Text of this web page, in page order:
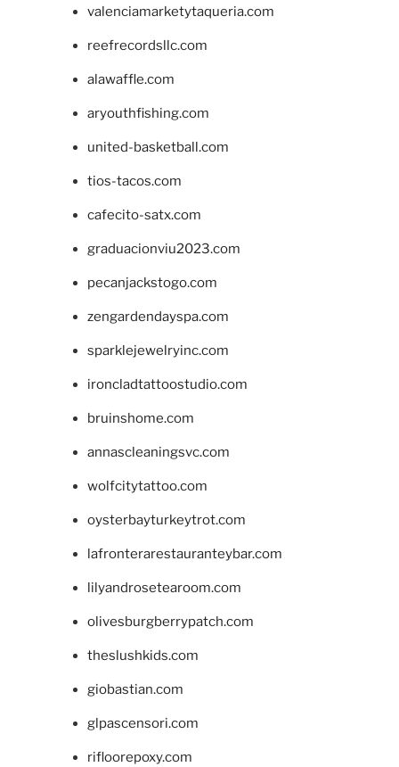
valenciamarketytaqueria.com
reefrecordsllc.com
alawaffle.com
aryouthfishing.com
united-basketball.com
tios-tacos.com
cafecito-satx.com
graduacionviu2023.com
pecanjackstogo.com
zengardendayspa.com
sparklejewelryinc.com
ironcladtattoostudio.com
bruinshome.com
annascleaningsvc.com
wolfcitytattoo.com
oysterbayturkeytrot.com
lafronterarestauranteybar.com
lilyandrosetearoom.com
olivesburgberrypatch.com
theslushkids.com
giobastian.com
glpascensori.com
rifloorepoxy.com